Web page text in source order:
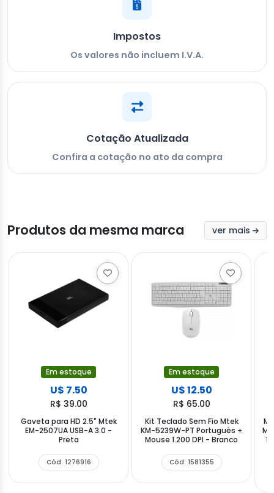
Impostos
Os valores não incluem I.V.A.
Cotação Atualizada
Confira a cotação no ato da compra
Produtos da mesma marca ver mais
Em estoque
U$ 7.50
R$ 39.00
Gaveta para HD 2.5" Mtek
EM-2507UA USB-A 3.0 -
Preta
Cód. 1276916
Em estoque
U$ 12.50
R$ 65.00
Kit Teclado Sem Fio Mtek
KM-5239W-PT Português +
Mouse 1.200 DPI - Branco
Cód. 1581355